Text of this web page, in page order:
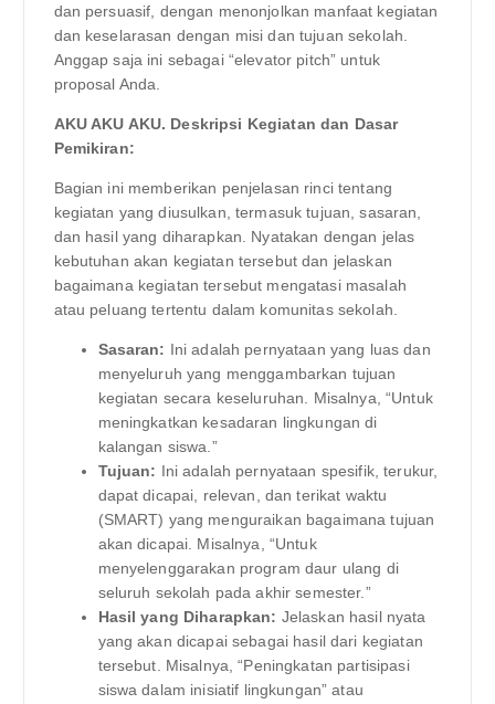
dan persuasif, dengan menonjolkan manfaat kegiatan
dan keselarasan dengan misi dan tujuan sekolah.
Anggap saja ini sebagai “elevator pitch” untuk
proposal Anda.
AKU AKU AKU. Deskripsi Kegiatan dan Dasar
Pemikiran:
Bagian ini memberikan penjelasan rinci tentang
kegiatan yang diusulkan, termasuk tujuan, sasaran,
dan hasil yang diharapkan. Nyatakan dengan jelas
kebutuhan akan kegiatan tersebut dan jelaskan
bagaimana kegiatan tersebut mengatasi masalah
atau peluang tertentu dalam komunitas sekolah.
Sasaran: Ini adalah pernyataan yang luas dan
menyeluruh yang menggambarkan tujuan
kegiatan secara keseluruhan. Misalnya, “Untuk
meningkatkan kesadaran lingkungan di
kalangan siswa.”
Tujuan: Ini adalah pernyataan spesifik, terukur,
dapat dicapai, relevan, dan terikat waktu
(SMART) yang menguraikan bagaimana tujuan
akan dicapai. Misalnya, “Untuk
menyelenggarakan program daur ulang di
seluruh sekolah pada akhir semester.”
Hasil yang Diharapkan: Jelaskan hasil nyata
yang akan dicapai sebagai hasil dari kegiatan
tersebut. Misalnya, “Peningkatan partisipasi
siswa dalam inisiatif lingkungan” atau